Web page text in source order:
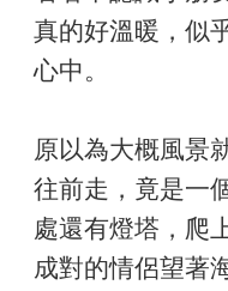
真的好溫暖，似
心中。
原以為大概風景
往前走，竟是一
處還有燈塔，爬
成對的情侶望著